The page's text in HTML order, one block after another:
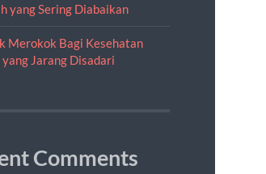
yang Sering Diabaikan
Merokok Bagi Kesehatan
Jarang Disadari
Comments